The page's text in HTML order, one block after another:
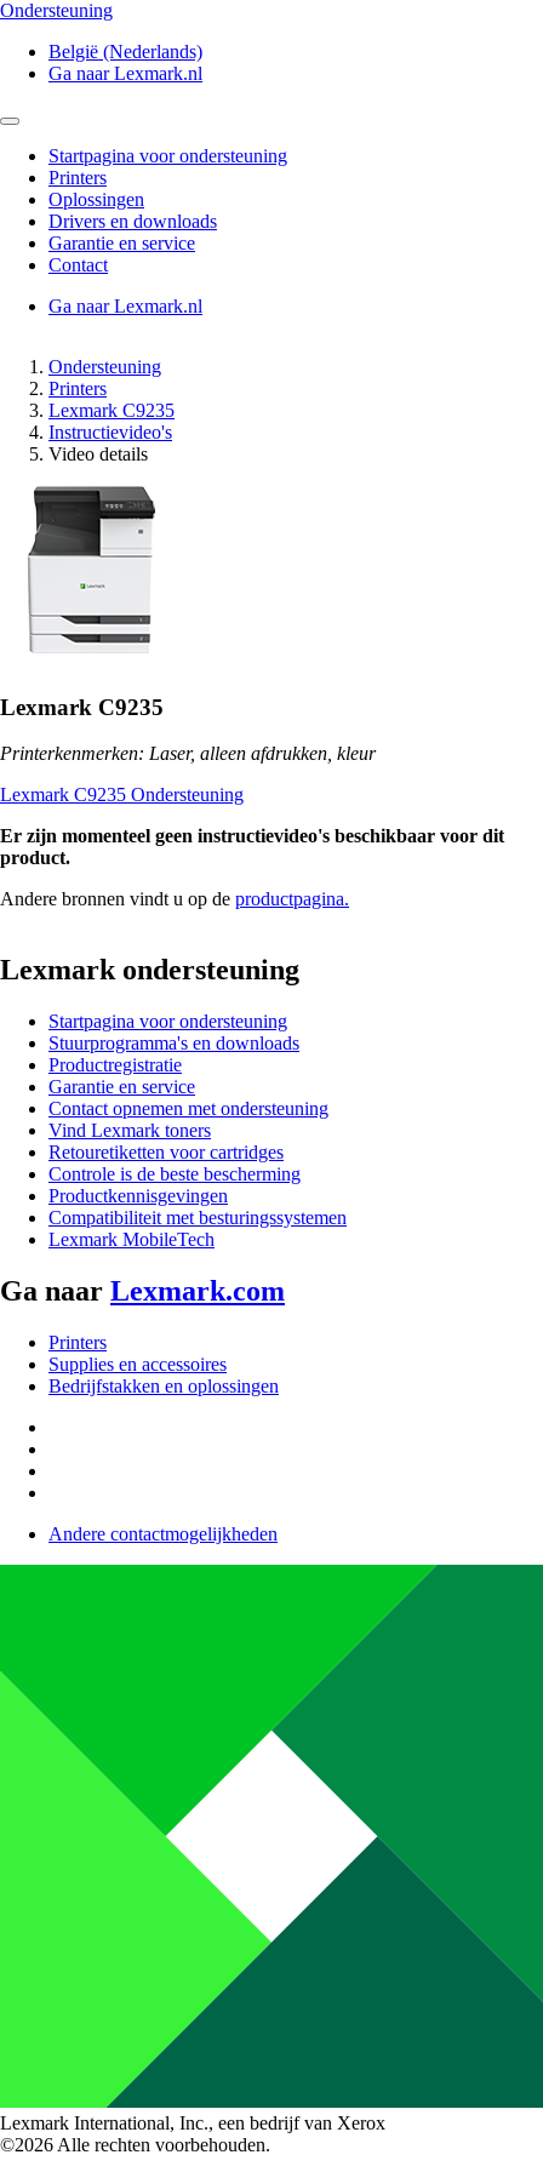
Ondersteuning
België (Nederlands)
Ga naar Lexmark.nl
Startpagina voor ondersteuning
Printers
Oplossingen
Drivers en downloads
Garantie en service
Contact
Ga naar Lexmark.nl
Ondersteuning
Printers
Lexmark C9235
Instructievideo's
Video details
Lexmark C9235
Printerkenmerken: Laser, alleen afdrukken, kleur
Lexmark C9235 Ondersteuning
Er zijn momenteel geen instructievideo's beschikbaar voor dit
product.
Andere bronnen vindt u op de productpagina.
Lexmark ondersteuning
Startpagina voor ondersteuning
Stuurprogramma's en downloads
Productregistratie
Garantie en service
Contact opnemen met ondersteuning
Vind Lexmark toners
Retouretiketten voor cartridges
Controle is de beste bescherming
Productkennisgevingen
Compatibiliteit met besturingssystemen
Lexmark MobileTech
Ga naar Lexmark.com
Printers
Supplies en accessoires
Bedrijfstakken en oplossingen
Andere contactmogelijkheden
Lexmark International, Inc., een bedrijf van Xerox
©2026 Alle rechten voorbehouden.